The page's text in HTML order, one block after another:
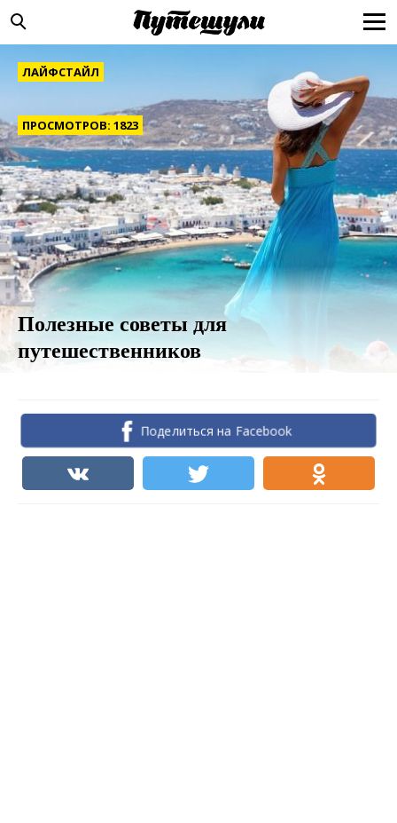
ЛАЙФСТАЙЛ
ПРОСМОТРОВ: 1823
Полезные советы для
путешественников
Поделиться на Facebook